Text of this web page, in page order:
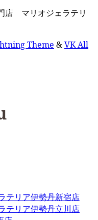
店 マリオジェラテリ
Theme &VK All
テリア伊勢丹新宿店
テリア伊勢丹立川店